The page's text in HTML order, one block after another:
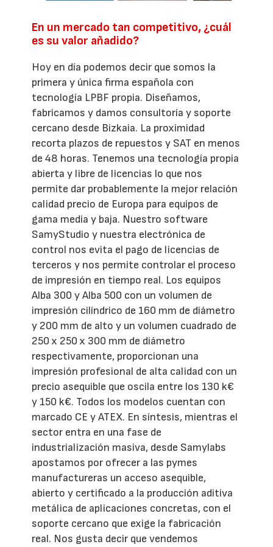
En un mercado tan competitivo, ¿cuál
es su valor añadido?
Hoy en día podemos decir que somos la
primera y única firma española con
tecnología LPBF propia. Diseñamos,
fabricamos y damos consultoría y soporte
cercano desde Bizkaia. La proximidad
recorta plazos de repuestos y SAT en menos
de 48 horas. Tenemos una tecnología propia
abierta y libre de licencias lo que nos
permite dar probablemente la mejor relación
calidad precio de Europa para equipos de
gama media y baja. Nuestro software
SamyStudio y nuestra electrónica de
control nos evita el pago de licencias de
terceros y nos permite controlar el proceso
de impresión en tiempo real. Los equipos
Alba 300 y Alba 500 con un volumen de
impresión cilíndrico de 160 mm de diámetro
y 200 mm de alto y un volumen cuadrado de
250 x 250 x 300 mm de diámetro
respectivamente, proporcionan una
impresión profesional de alta calidad con un
precio asequible que oscila entre los 130 k€
y 150 k€. Todos los modelos cuentan con
marcado CE y ATEX. En síntesis, mientras el
sector entra en una fase de
industrialización masiva, desde Samylabs
apostamos por ofrecer a las pymes
manufactureras un acceso asequible,
abierto y certificado a la producción aditiva
metálica de aplicaciones concretas, con el
soporte cercano que exige la fabricación
real. Nos gusta decir que vendemos